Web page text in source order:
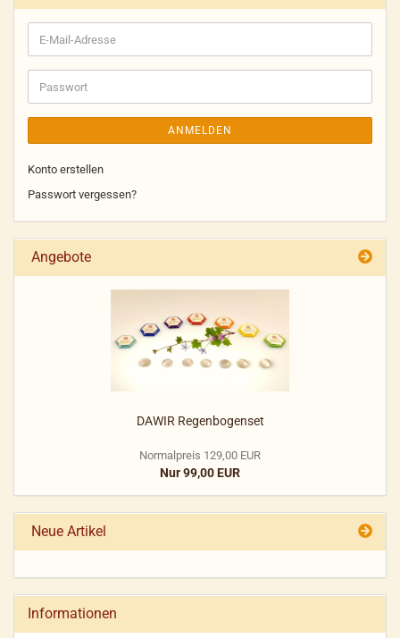
E-
Mail-
Adresse
Passwort
ANMELDEN
Konto erstellen
Passwort vergessen?
Angebote
DAWIR Regenbogenset
Normalpreis 129,00 EUR
Nur 99,00 EUR
Neue Artikel
Informationen